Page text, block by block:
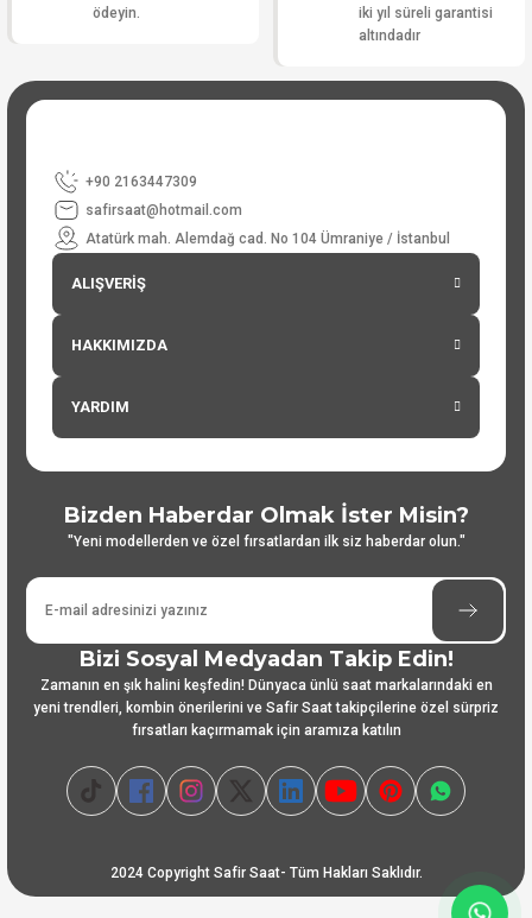
ödeyin.
iki yıl süreli garantisi
altındadır
+90 2163447309
safirsaat@hotmail.com
Atatürk mah. Alemdağ cad. No 104 Ümraniye / İstanbul
ALIŞVERİŞ
HAKKIMIZDA
YARDIM
Bizden Haberdar Olmak İster Misin?
"Yeni modellerden ve özel fırsatlardan ilk siz haberdar olun."
Bizi Sosyal Medyadan Takip Edin!
Zamanın en şık halini keşfedin! Dünyaca ünlü saat markalarındaki en
yeni trendleri, kombin önerilerini ve Safir Saat takipçilerine özel sürpriz
fırsatları kaçırmamak için aramıza katılın
2024 Copyright Safir Saat- Tüm Hakları Saklıdır.